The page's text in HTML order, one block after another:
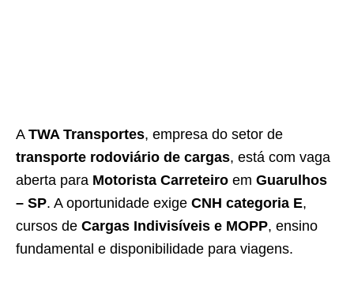
A TWA Transportes, empresa do setor de
transporte rodoviário de cargas, está com vaga
aberta para Motorista Carreteiro em Guarulhos
– SP. A oportunidade exige CNH categoria E,
cursos de Cargas Indivisíveis e MOPP, ensino
fundamental e disponibilidade para viagens.